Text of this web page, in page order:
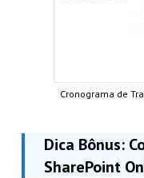
Cronograma de
Dica Bônus:
SharePoint